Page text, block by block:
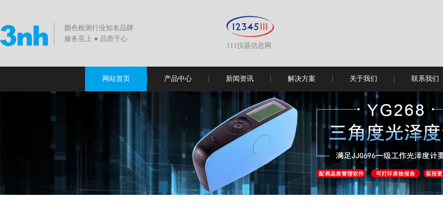
颜色检测行业知名品牌
服务至上 ● 品质于心
111仪器信息网
网站首页 产品中心 新闻资讯 解决方案 关于我们 联系我们